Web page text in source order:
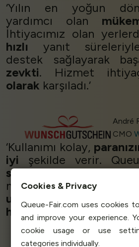
‘Yılın en yoğun
yardımcı olan
İhtiyacımız olan
hızlı yanıt
destek sağlayarak
zevkti. Hizmet
olarak karşıladı.’
André
CMO
‘Kullanımı kolay,
iyi şekilde verir.
satışbekleyen
markalı bir çevrimiçi
uygulaması kolay
bir
hizmet- herkese tavsiye
Cookies & Privacy
Queue-Fair.com uses cookies
and improve your experience.
cookie usage or use
categories individually.